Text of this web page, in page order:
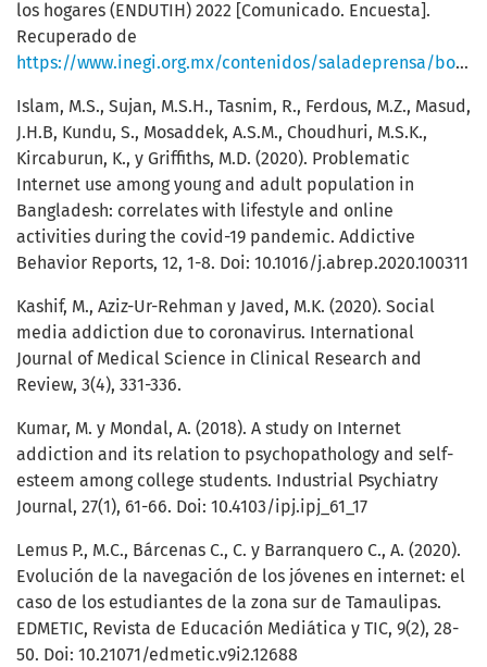
los hogares (ENDUTIH) 2022 [Comunicado. Encuesta].
Recuperado de
https://www.inegi.org.mx/contenidos/saladeprensa/boletines/2023/ENDUTIH/ENDUTIH_22.pdf
Islam, M.S., Sujan, M.S.H., Tasnim, R., Ferdous, M.Z., Masud,
J.H.B, Kundu, S., Mosaddek, A.S.M., Choudhuri, M.S.K.,
Kircaburun, K., y Griffiths, M.D. (2020). Problematic
Internet use among young and adult population in
Bangladesh: correlates with lifestyle and online
activities during the covid-19 pandemic. Addictive
Behavior Reports, 12, 1-8. Doi: 10.1016/j.abrep.2020.100311
Kashif, M., Aziz-Ur-Rehman y Javed, M.K. (2020). Social
media addiction due to coronavirus. International
Journal of Medical Science in Clinical Research and
Review, 3(4), 331-336.
Kumar, M. y Mondal, A. (2018). A study on Internet
addiction and its relation to psychopathology and self-
esteem among college students. Industrial Psychiatry
Journal, 27(1), 61-66. Doi: 10.4103/ipj.ipj_61_17
Lemus P., M.C., Bárcenas C., C. y Barranquero C., A. (2020).
Evolución de la navegación de los jóvenes en internet: el
caso de los estudiantes de la zona sur de Tamaulipas.
EDMETIC, Revista de Educación Mediática y TIC, 9(2), 28-
50. Doi: 10.21071/edmetic.v9i2.12688